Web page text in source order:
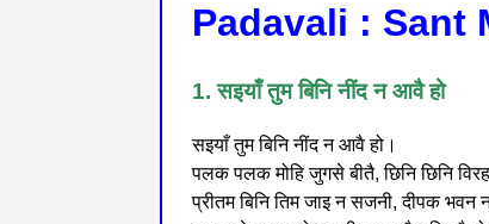
Padavali : Sant
1. सइयाँ तुम बिनि नींद न आवै हो
सइयाँ तुम बिनि नींद न आवै हो।
पलक पलक मोहि जुगसे बीतै, छिनि छिनि
प्रीतम बिनि तिम जाइ न सजनी, दीपक भवन